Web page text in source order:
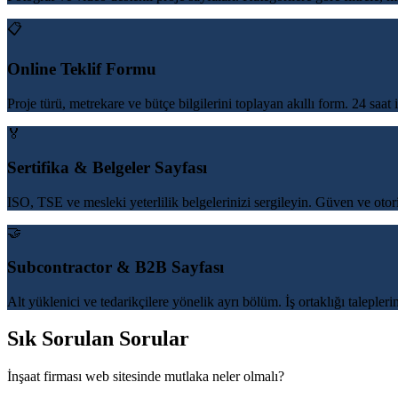
📋
Online Teklif Formu
Proje türü, metrekare ve bütçe bilgilerini toplayan akıllı form. 24 saat
🏅
Sertifika & Belgeler Sayfası
ISO, TSE ve mesleki yeterlilik belgelerinizi sergileyin. Güven ve
🤝
Subcontractor & B2B Sayfası
Alt yüklenici ve tedarikçilere yönelik ayrı bölüm. İş ortaklığı
Sık Sorulan Sorular
İnşaat firması web sitesinde mutlaka neler olmalı?